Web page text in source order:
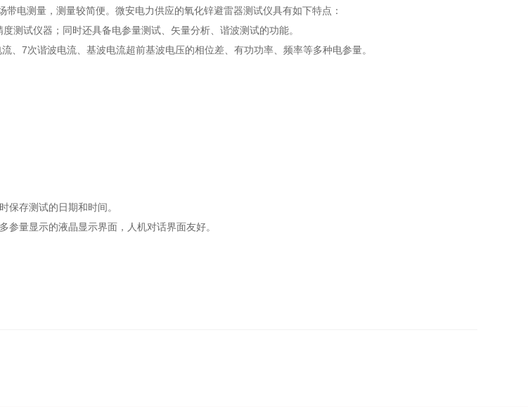
电测量，测量较简便。微安电力供应的氧化锌避雷器测试仪具有如下特点：
测试仪器；同时还具备电参量测试、矢量分析、谐波测试的功能。
7次谐波电流、基波电流超前基波电压的相位差、有功功率、频率等多种电参量。
保存测试的日期和时间。
量显示的液晶显示界面，人机对话界面友好。